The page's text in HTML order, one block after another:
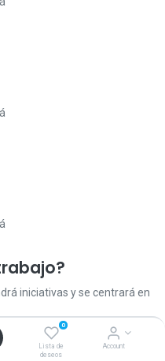
0
Lista de
deseos
Account
iniciativas y se centrará en
a directores de pymes:
CRM, MRP, Contabilidad,